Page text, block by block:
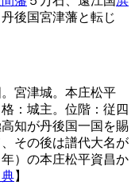
丹後国宮津藩と転じ
宮津城。本庄松平
：城主。位階：従四
知が丹後国一国を賜
その後は譜代大名が
）の本庄松平資昌か
】